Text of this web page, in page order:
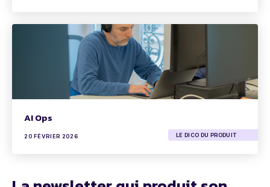
AI Ops
20 FÉVRIER 2026 LE DICO DU PRODUIT